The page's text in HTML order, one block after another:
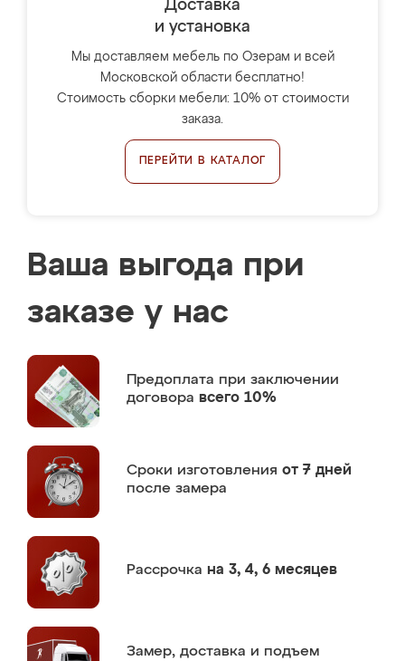
Доставка
и установка
Мы доставляем мебель по Озерам и всей
Московской области бесплатно!
Стоимость сборки мебели: 10% от стоимости
заказа.
ПЕРЕЙТИ В КАТАЛОГ
Ваша выгода при
заказе у нас
Предоплата при заключении
договора всего 10%
Сроки изготовления от 7 дней
после замера
Рассрочка на 3, 4, 6 месяцев
Замер, доставка и подъем